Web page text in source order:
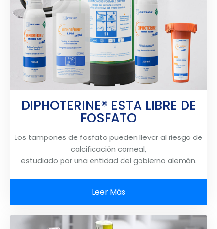
DIPHOTERINE® ESTA LIBRE DE
FOSFATO
Los tampones de fosfato pueden llevar al riesgo de
calcificación corneal,
estudiado por una entidad del gobierno alemán.
Leer Más